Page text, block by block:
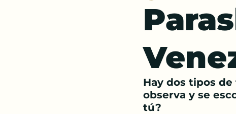
Hay dos tipos
observa y se
tú?